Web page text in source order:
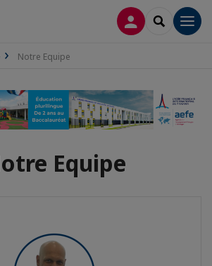
CONNEXION
Notre Equipe
Equipe